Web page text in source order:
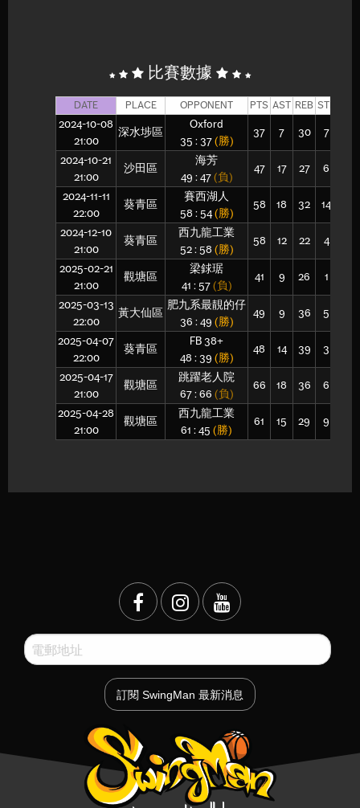
比賽數據
DATE PLACE OPPONENT PTS AST REB STL
2024-10-08
21:00
深水埗區
Oxford
35 : 37 (勝)
37 7 30 7
2024-10-21
21:00
沙田區
海芳
49 : 47 (負)
47 17 27 6
2024-11-11
22:00
葵青區
賽西湖人
58 : 54 (勝)
58 18 32 14
2024-12-10
21:00
葵青區
西九龍工業
52 : 58 (勝)
58 12 22 4
2025-02-21
21:00
觀塘區
梁銶琚
41 : 57 (負)
41 9 26 1
2025-03-13
22:00
黃大仙區
肥九系最靚的仔
36 : 49 (勝)
49 9 36 5
2025-04-07
22:00
葵青區
FB 38+
48 : 39 (勝)
48 14 39 3
2025-04-17
21:00
觀塘區
跳躍老人院
67 : 66 (負)
66 18 36 6
2025-04-28
21:00
觀塘區
西九龍工業
61 : 45 (勝)
61 15 29 9